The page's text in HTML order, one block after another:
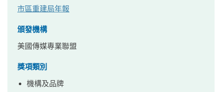
市區重建局年報
頒發機構
美國傳媒專業聯盟
獎項類別
機構及品牌